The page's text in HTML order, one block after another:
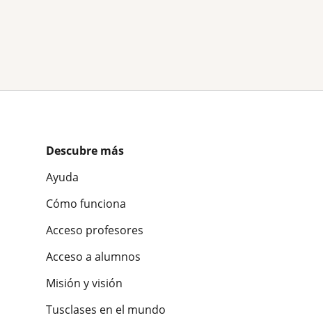
Descubre más
Ayuda
Cómo funciona
Acceso profesores
Acceso a alumnos
Misión y visión
Tusclases en el mundo